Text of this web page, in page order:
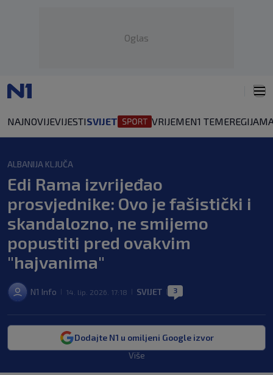
Oglas
NAJNOVIJEVIJESTISVIJET VRIJEMEN1 TEMEREGIJA
ALBANIJA KLJUČA
Edi Rama izvrijeđao
prosvjednike: Ovo je fašistički i
skandalozno, ne smijemo
popustiti pred ovakvim
"hajvanima"
N1 Info 14. lip. 2026. 17:18 SVIJET 3
Dodajte N1 u omiljeni Google izvor
Više